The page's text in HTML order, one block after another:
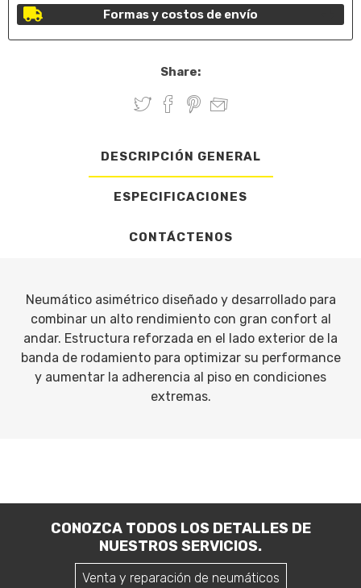
Formas y costos de envío
Share:
DESCRIPCIÓN GENERAL
ESPECIFICACIONES
CONTÁCTENOS
Neumático asimétrico diseñado y desarrollado para
combinar un alto rendimiento con gran confort al
andar. Estructura reforzada en el lado exterior de la
banda de rodamiento para optimizar su performance
y aumentar la adherencia al piso en condiciones
extremas.
CONOZCA TODOS LOS DETALLES DE
NUESTROS SERVICIOS.
Venta y reparación de neumáticos